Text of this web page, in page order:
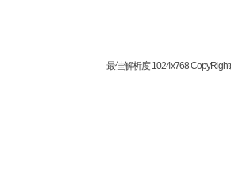
最佳解析度 1024x768